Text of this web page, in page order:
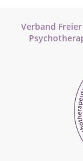
Verband